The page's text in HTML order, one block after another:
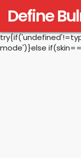
mode')}else
Define